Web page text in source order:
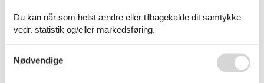
Alle
Sommerhus
Alle
Du kan når som helst ændre eller tilbagekalde dit samtykke
vedr. statistik og/eller markedsføring.
Nødvendige